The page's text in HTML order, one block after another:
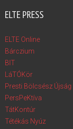
ELTE PRESS
ELTE Online
Bárczium
BIT
LáTÓKör
Presti Bölcsész Újság
PersPeKtíva
TátKontúr
Tétékás Nyúz